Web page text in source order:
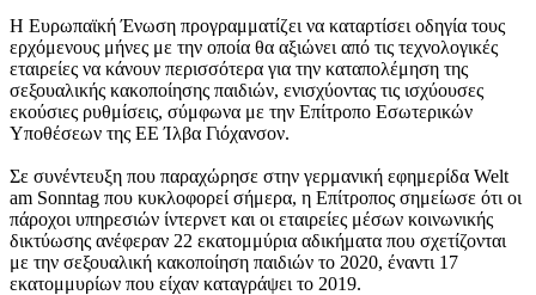
Η Ευρωπαϊκή Ένωση προγραμματίζει να καταρτίσει οδηγία τους
ερχόμενους μήνες με την οποία θα αξιώνει από τις τεχνολογικές
εταιρείες να κάνουν περισσότερα για την καταπολέμηση της
σεξουαλικής κακοποίησης παιδιών, ενισχύοντας τις ισχύουσες
εκούσιες ρυθμίσεις, σύμφωνα με την Επίτροπο Εσωτερικών
Υποθέσεων της ΕΕ Ίλβα Γιόχανσον.
Σε συνέντευξη που παραχώρησε στην γερμανική εφημερίδα Welt
am Sonntag που κυκλοφορεί σήμερα, η Επίτροπος σημείωσε ότι οι
πάροχοι υπηρεσιών ίντερνετ και οι εταιρείες μέσων κοινωνικής
δικτύωσης ανέφεραν 22 εκατομμύρια αδικήματα που σχετίζονται
με την σεξουαλική κακοποίηση παιδιών το 2020, έναντι 17
εκατομμυρίων που είχαν καταγράψει το 2019.